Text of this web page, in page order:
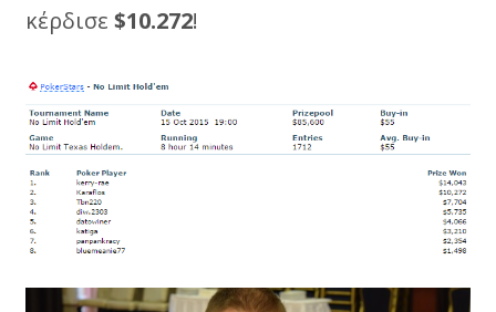
κέρδισε $10.272!